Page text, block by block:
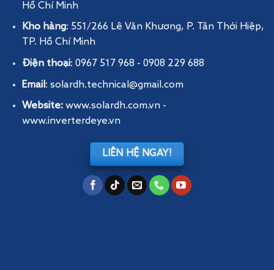
Hồ Chí Minh
Kho hàng: 551/266 Lê Văn Khương, P. Tân Thới Hiệp,
TP. Hồ Chí Minh
Điện thoại: 0967 517 968 - 0908 229 688
Email : solardh.technical@gmail.com
Website: www.solardh.com.vn-
www.inverterdeye.vn
LIÊN HỆ NGAY!